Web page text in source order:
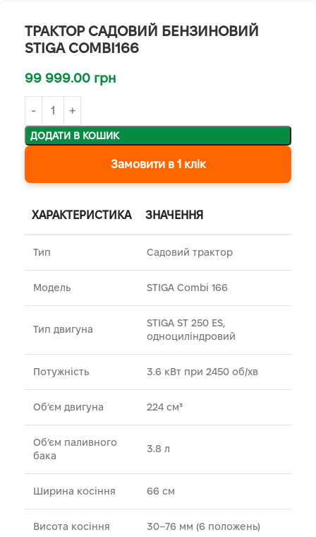
ТРАКТОР САДОВИЙ БЕНЗИНОВИЙ
STIGA COMBI166
99 999.00 грн
ДОДАТИ В КОШИК
Замовити в 1 клік
ХАРАКТЕРИСТИКА ЗНАЧЕННЯ
Тип Садовий трактор
Модель STIGA Combi 166
Тип двигуна
STIGA ST 250 ES,
одноциліндровий
Потужність 3.6 кВт при 2450 об/хв
Об’єм двигуна 224 см³
Об’єм паливного
бака
3.8 л
Ширина косіння 66 см
Висота косіння 30–76 мм (6 положень)